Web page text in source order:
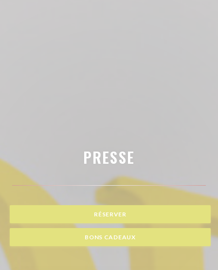
PRESSE
RÉSERVER
BONS CADEAUX